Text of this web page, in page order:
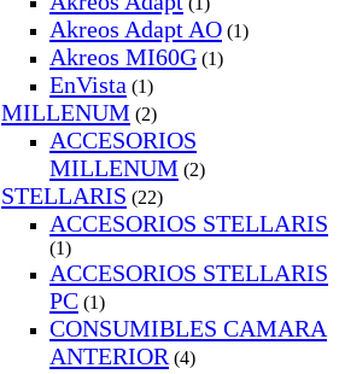
Akreos Adapt AO (1)
Akreos MI60G (1)
EnVista (1)
MILLENUM (2)
ACCESORIOS
MILLENUM (2)
STELLARIS (22)
ACCESORIOS STELLARIS
(1)
ACCESORIOS STELLARIS
PC (1)
CONSUMIBLES CAMARA
ANTERIOR (4)